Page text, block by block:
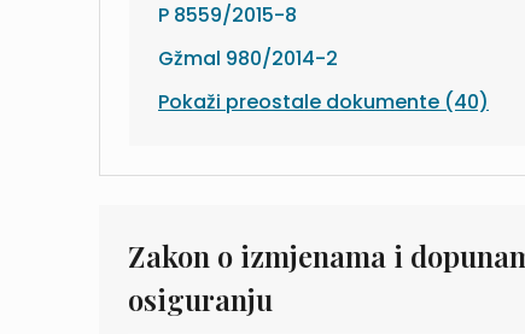
P 8559/2015-8
Gžmal 980/2014-2
Pokaži preostale dokumente (40)
Zakon o izmjenama i
osiguranju